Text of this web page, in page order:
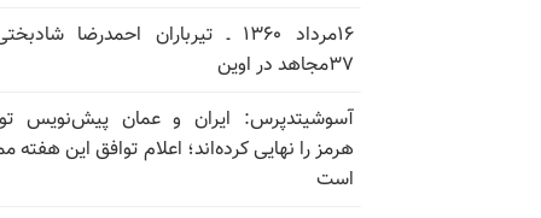
۱۶مرداد ۱۳۶۰ ـ تیرباران احمدرضا
۳۷مجاهد در اوین
آسوشیتدپرس: ایران و عمان پیش‌نویس
هرمز را نهایی کرده‌اند؛ اعلام توافق این هفته
است